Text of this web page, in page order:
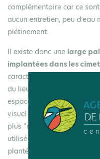
complémentaire car ce
aucun entretien, peu
piétinement.
Il existe donc une large
implantées dans les
caractéristiques
du lieu d’implantation et
espaces, la gestion par
visuel “net” ou faite de
plus “naturel”. Certaines
utilisées, les délaissés,
plantés en